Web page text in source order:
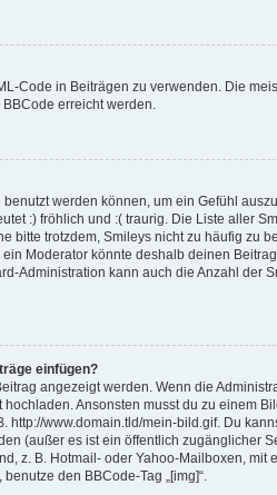
Code in Beiträgen zu verwenden. Die
erreicht werden.
werden können, um ein Gefühl
:) fröhlich und :( traurig. Die Liste aller
bitte trotzdem, Smileys nicht zu häufig zu
Moderator könnte deshalb deinen
Administration kann auch die Anzahl der
einfügen?
angezeigt werden. Wenn die
Ansonsten musst du zu einem
http://www.domain.tld/mein-bild.gif. Du
(außer es ist ein öffentlich zugänglicher
z. B. Hotmail- oder Yahoo-Mailboxen, mit
den BBCode-Tag „[img]“.